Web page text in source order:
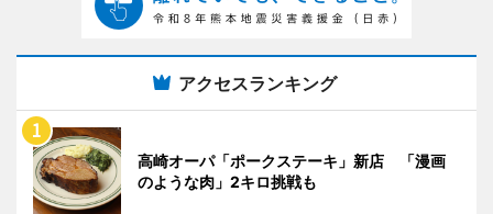
アクセスランキング
高崎オーパ「ポークステーキ」新店 「漫画
のような肉」2キロ挑戦も